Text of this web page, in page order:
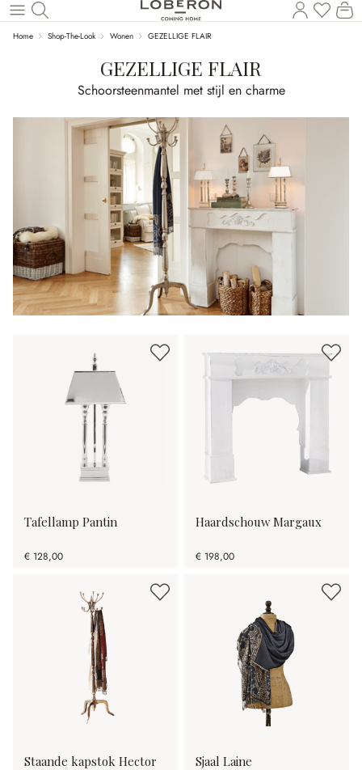
Naar de hoofdinhoud
U
Home Shop-The-Look Wonen GEZELLIGE FLAIR
GEZELLIGE FLAIR
Schoorsteenmantel met stijl en charme
Tafellamp Pantin
€ 128,00
Haardschouw Margaux
€ 198,00
Staande kapstok Hector Sjaal Laine